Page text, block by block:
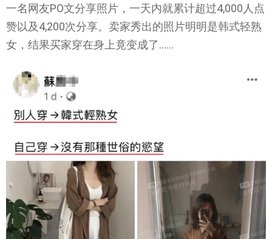
一名网友PO文分享照片，一天内就累计超过4,000人点
赞以及4,200次分享。卖家秀出的照片明明是韩式轻熟
女，结果买家穿在身上竟变成了……